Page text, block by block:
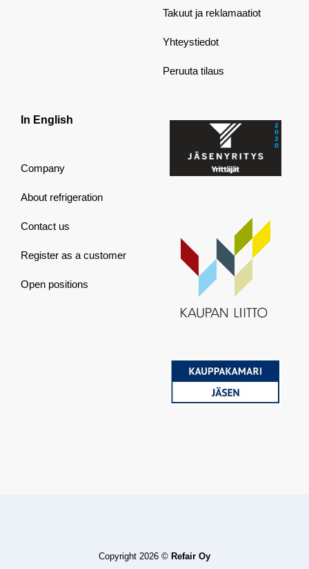
Takuut ja reklamaatiot
Yhteystiedot
Peruuta tilaus
In English
Company
About refrigeration
Contact us
Register as a customer
Open positions
Copyright 2026 © Refair Oy